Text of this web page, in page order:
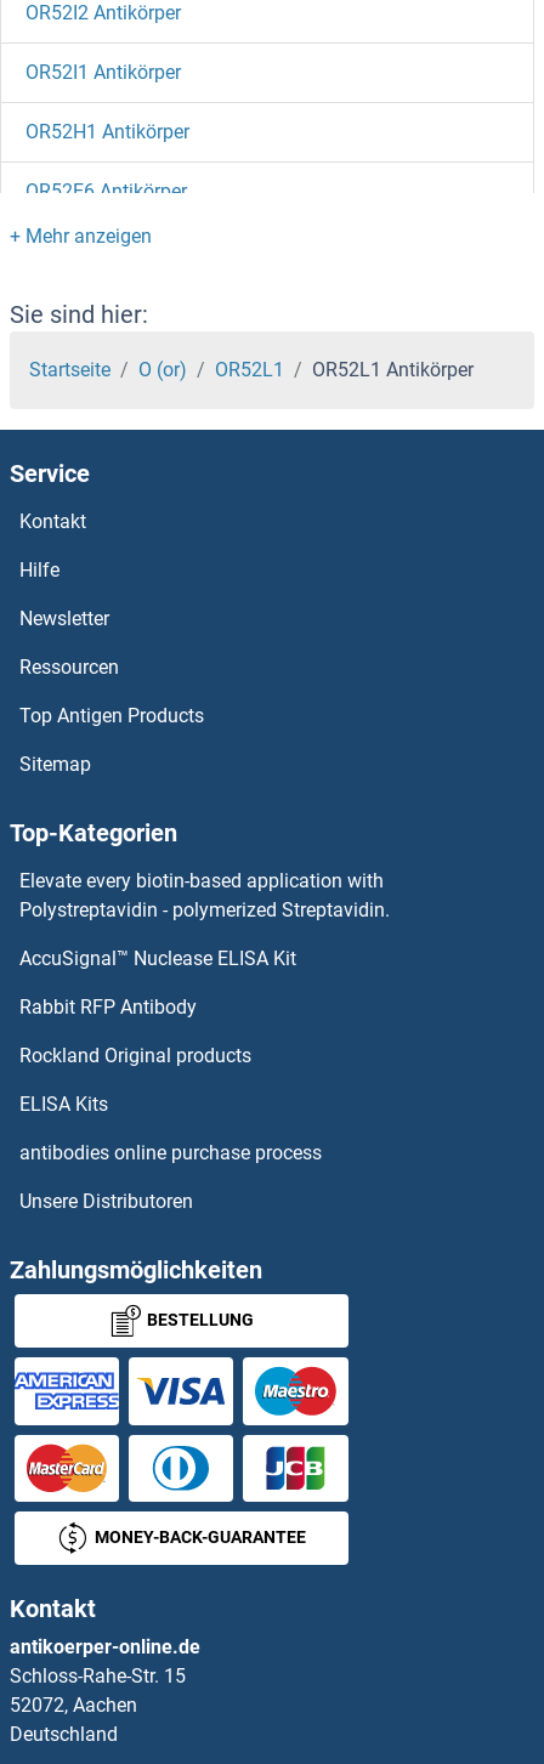
OR52I2 Antikörper
OR52I1 Antikörper
OR52H1 Antikörper
OR52E6 Antikörper
OR52E5 Antikörper
OR52E4 Antikörper
OR52E2 Antikörper
OR52E1 Antikörper
OR52D1 Antikörper
OR52B2 Antikörper
OR52A5 Antikörper
OR52A1 Antikörper
OR51T1 Antikörper
OR51S1 Antikörper
OR51Q1 Antikörper
OR52N2 Antikörper
OR52N4 Antikörper
OR52N5 Antikörper
OR52R1 Antikörper
OR52W1 Antikörper
OR56A1 Antikörper
OR56B1 Antikörper
OR56B4 Antikörper
OR5A1 Antikörper
OR5A2 Antikörper
OR5AC2 Antikörper
Sie sind hier:
Startseite O (or) OR52L1 OR52L1 Antikörper
Service
Kontakt
Hilfe
Newsletter
Ressourcen
Top Antigen Products
Sitemap
Top-Kategorien
Elevate every biotin-based application with
Polystreptavidin - polymerized Streptavidin.
AccuSignal™ Nuclease ELISA Kit
Rabbit RFP Antibody
Rockland Original products
ELISA Kits
antibodies online purchase process
Unsere Distributoren
Zahlungsmöglichkeiten
BESTELLUNG
MONEY-BACK-GUARANTEE
Kontakt
antikoerper-online.de
Schloss-Rahe-Str. 15
52072, Aachen
Deutschland